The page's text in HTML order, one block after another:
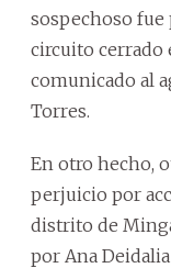
sospechoso fue
circuito cerrado
comunicado al
Torres.
En otro hecho,
perjuicio por
distrito de
por Ana